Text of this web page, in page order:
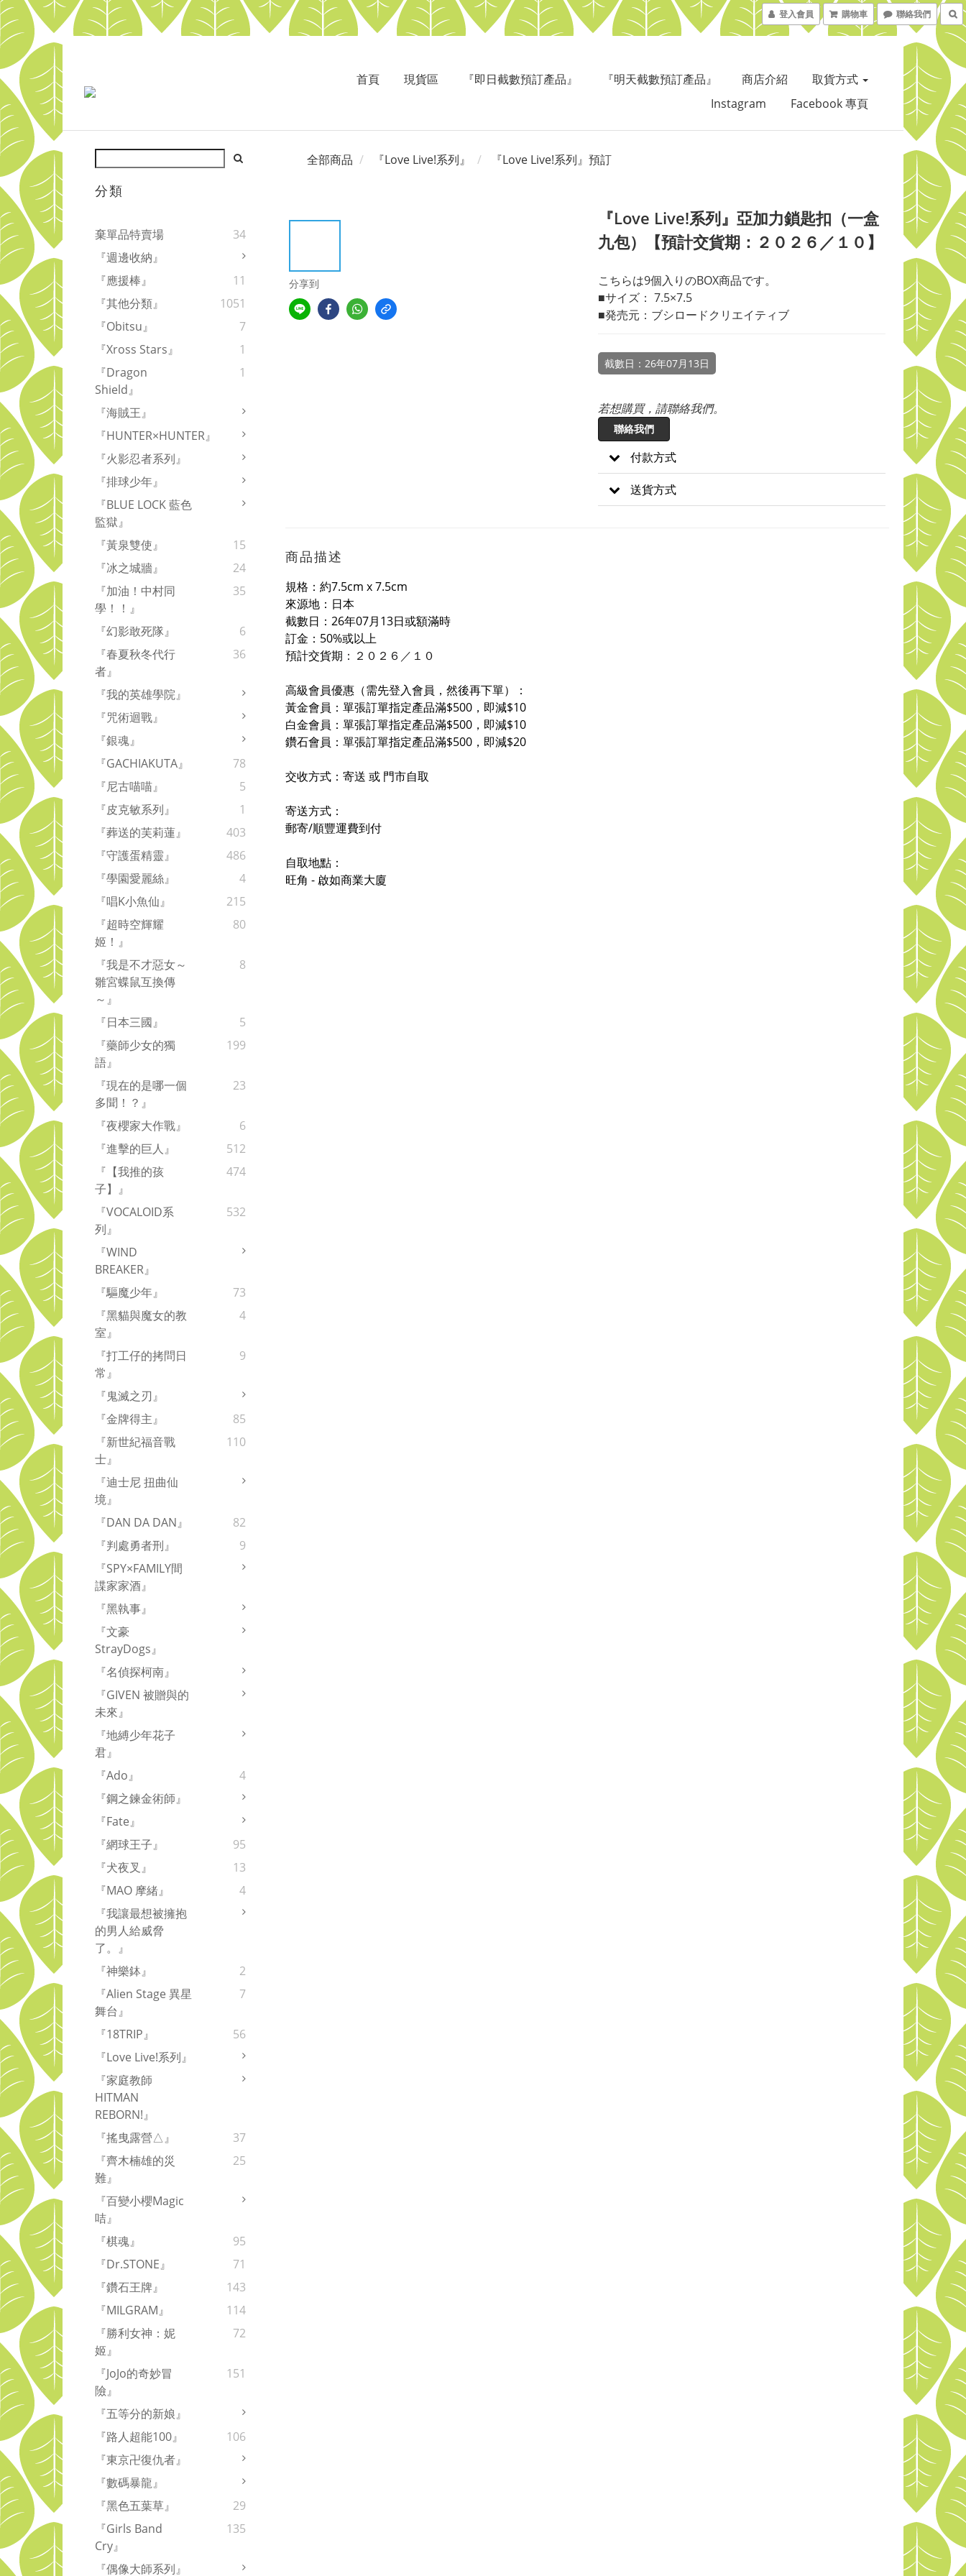
登入會員 購物車 聯絡我們
首頁 現貨區 『即日截數預訂產品』 『明天截數預訂產品』 商店介紹
取貨方式
Instagram
Facebook 專頁
分類
棄單品特賣場
34
『週邊收納』
『應援棒』
11
『其他分類』
1051
『Obitsu』
7
『Xross Stars』
1
『Dragon
Shield』
1
『海賊王』
『HUNTER×HUNTER』
『火影忍者系列』
『排球少年』
『BLUE LOCK 藍色
監獄』
『黃泉雙使』
15
『冰之城牆』
24
『加油！中村同
學！！』
35
『幻影敢死隊』
6
『春夏秋冬代行
者』
36
『我的英雄學院』
『咒術迴戰』
『銀魂』
『GACHIAKUTA』
78
『尼古喵喵』
5
『皮克敏系列』
1
『葬送的芙莉蓮』
403
『守護蛋精靈』
486
『學園愛麗絲』
4
『唱K小魚仙』
215
『超時空輝耀
姬！』
80
『我是不才惡女～
雛宮蝶鼠互換傳
～』
8
『日本三國』
5
『藥師少女的獨
語』
199
『現在的是哪一個
多聞！？』
23
『夜櫻家大作戰』
6
『進擊的巨人』
512
『【我推的孩
子】』
474
『VOCALOID系
列』
532
『WIND
BREAKER』
『驅魔少年』
73
『黑貓與魔女的教
室』
4
『打工仔的拷問日
常』
9
『鬼滅之刃』
『金牌得主』
85
『新世紀福音戰
士』
110
『迪士尼 扭曲仙
境』
『DAN DA DAN』
82
『判處勇者刑』
9
『SPY×FAMILY間
諜家家酒』
『黑執事』
『文豪
StrayDogs』
『名偵探柯南』
『GIVEN 被贈與的
未來』
『地縛少年花子
君』
『Ado』
4
『鋼之鍊金術師』
『Fate』
『網球王子』
95
『犬夜叉』
13
『MAO 摩緒』
4
『我讓最想被擁抱
的男人給威脅
了。』
『神樂鉢』
2
『Alien Stage 異星
舞台』
7
『18TRIP』
56
『Love Live!系列』
『家庭教師
HITMAN
REBORN!』
『搖曳露營△』
37
『齊木楠雄的災
難』
25
『百變小櫻Magic
咭』
『棋魂』
95
『Dr.STONE』
71
『鑽石王牌』
143
『MILGRAM』
114
『勝利女神：妮
姬』
72
『JoJo的奇妙冒
險』
151
『五等分的新娘』
『路人超能100』
106
『東京卍復仇者』
『數碼暴龍』
『黑色五葉草』
29
『Girls Band
Cry』
135
『偶像大師系列』
全部商品 『Love Live!系列』 『Love Live!系列』預訂
分享到
『Love Live!系列』亞加力鎖匙扣（一盒
九包）【預計交貨期：２０２６／１０】
こちらは9個入りのBOX商品です。
■サイズ： 7.5×7.5
■発売元：ブシロードクリエイティブ
截數日：26年07月13日
若想購買，請聯絡我們。
聯絡我們
付款方式
送貨方式
商品描述
規格：約7.5cm x 7.5cm
來源地：日本
截數日：26年07月13日或額滿時
訂金：50%或以上
預計交貨期 ：２０２６／ １ ０
高級會員優惠（需先登入會員，然後再下單）：
黃金會員：單張訂單指定產品滿$500，即減$10
白金會員：單張訂單指定產品滿$500，即減$10
鑽石會員：單張訂單指定產品滿$500，即減$20
交收方式：寄送 或 門市自取
寄送方式：
郵寄/順豐運費到付
自取地點：
旺角 - 啟如商業大廈